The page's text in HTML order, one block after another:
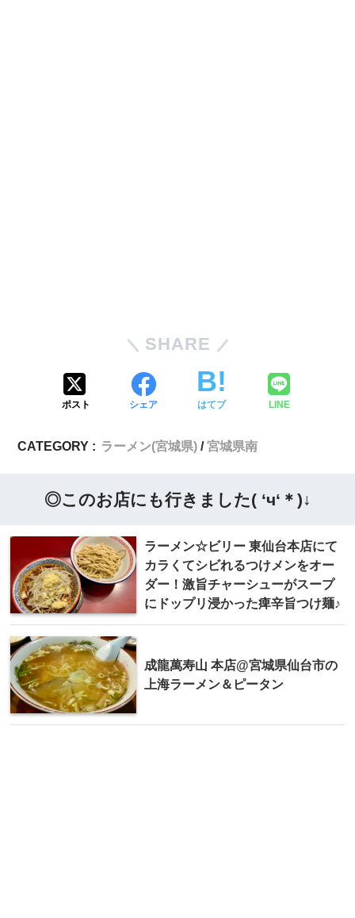
SHARE
ポスト シェア はてブ LINE
CATEGORY : ラーメン(宮城県) 宮城県南
◎このお店にも行きました( ‘ч‘＊)↓
ラーメン☆ビリー 東仙台本店にて
カラくてシビれるつけメンをオー
ダー！激旨チャーシューがスープ
にドップリ浸かった痺辛旨つけ麺♪
成龍萬寿山 本店@宮城県仙台市の
上海ラーメン＆ピータン